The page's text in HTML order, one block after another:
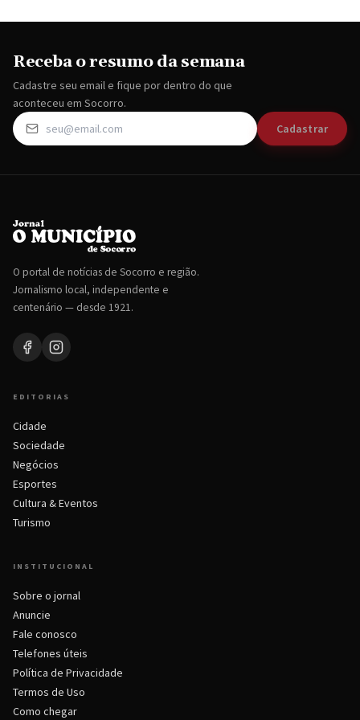
Receba o resumo da semana
Cadastre seu email e fique por dentro do que
aconteceu em Socorro.
Cadastrar
O portal de notícias de Socorro e região.
Jornalismo local, independente e
centenário — desde 1921.
EDITORIAS
Cidade
Sociedade
Negócios
Esportes
Cultura & Eventos
Turismo
INSTITUCIONAL
Sobre o jornal
Anuncie
Fale conosco
Telefones úteis
Política de Privacidade
Termos de Uso
Como chegar